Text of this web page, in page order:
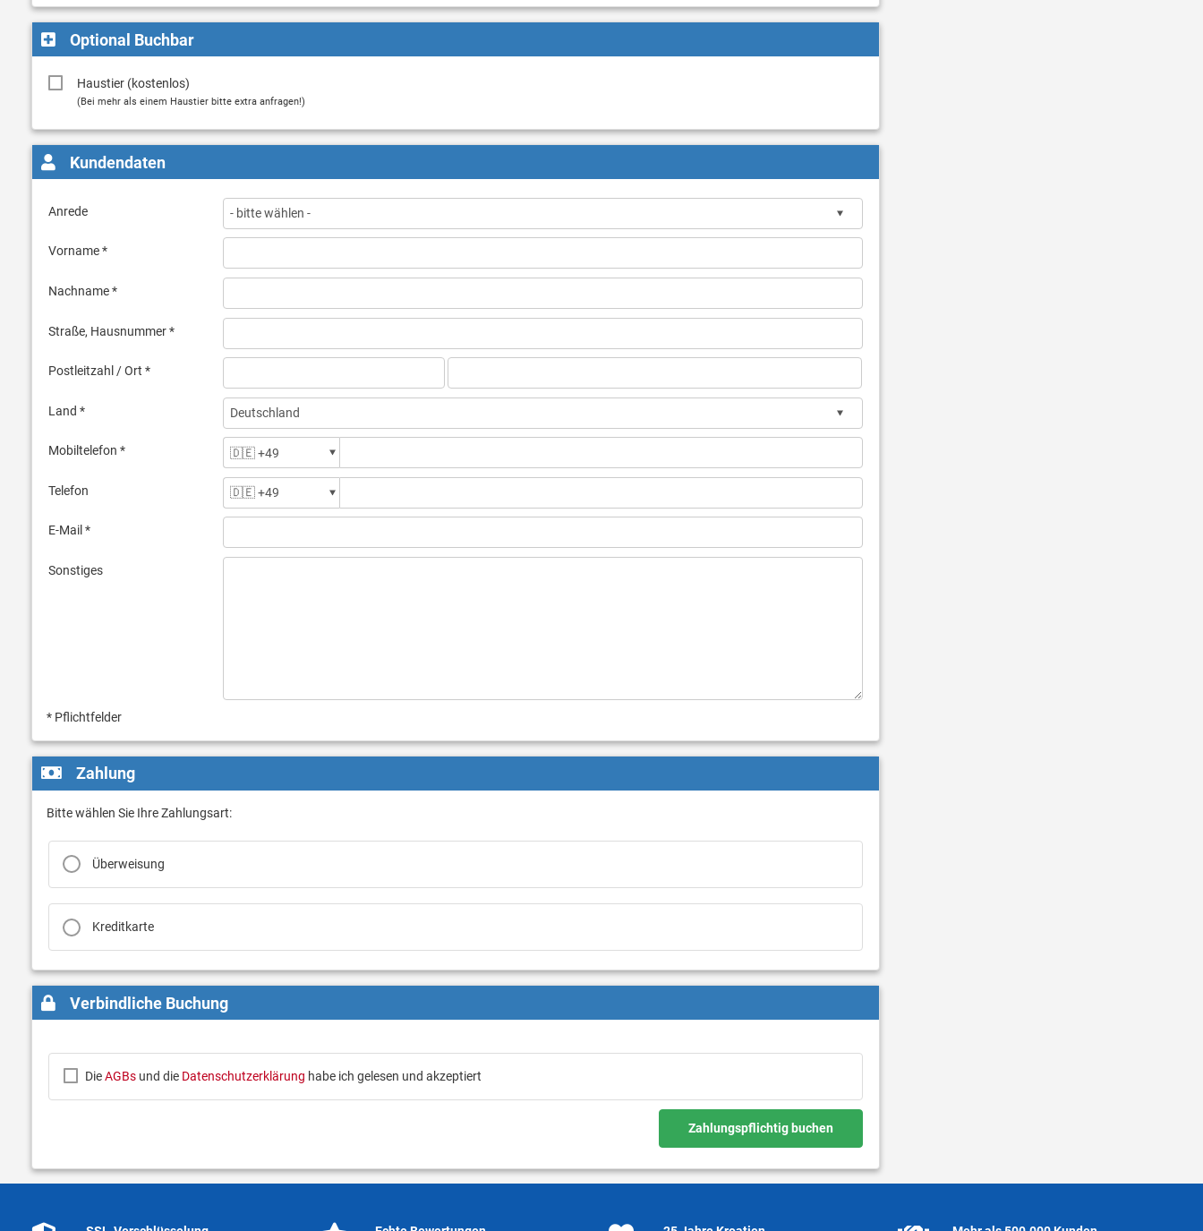
Optional Buchbar
Haustier (kostenlos)
(Bei mehr als einem Haustier bitte extra anfragen!)
Kundendaten
Anrede
Vorname *
Nachname *
Straße, Hausnummer *
Postleitzahl / Ort *
Land *
Mobiltelefon *
Telefon
E-Mail *
Sonstiges
* Pflichtfelder
Zahlung
Bitte wählen Sie Ihre Zahlungsart:
Überweisung
Kreditkarte
Verbindliche Buchung
DieAGBsund die Datenschutzerklärung habe ich gelesen und akzeptiert
Zahlungspflichtig buchen